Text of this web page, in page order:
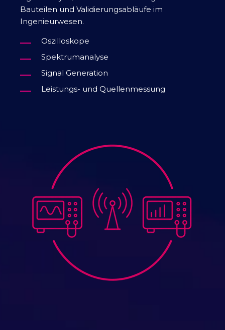
Bauteilen und Validierungsabläufe im
Ingenieurwesen.
Oszilloskope
Spektrumanalyse
Signal Generation
Leistungs- und Quellenmessung